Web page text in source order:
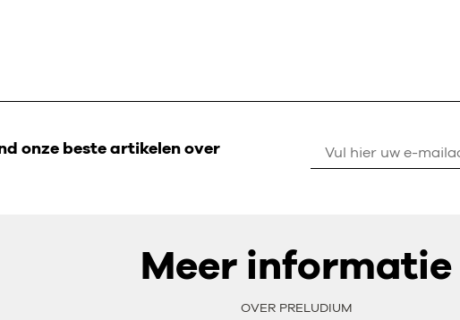
onze beste artikelen over
Meer informatie
OVER PRELUDIUM